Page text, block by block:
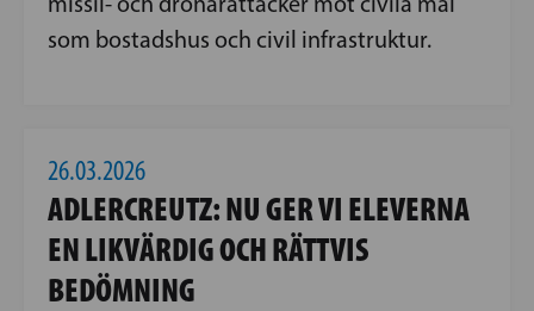
som bostadshus och civil infrastruktur.
26.03.2026
ADLERCREUTZ: NU GER VI ELEVERNA
EN LIKVÄRDIG OCH RÄTTVIS
BEDÖMNING